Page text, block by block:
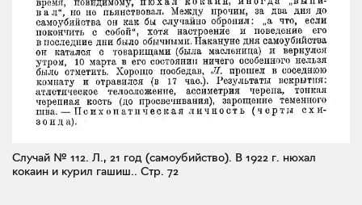
Случай № 112. Л., 21 год (самоубийство). В 1922 г. нюхал
кокаин и курил гашиш.. Стр. 72